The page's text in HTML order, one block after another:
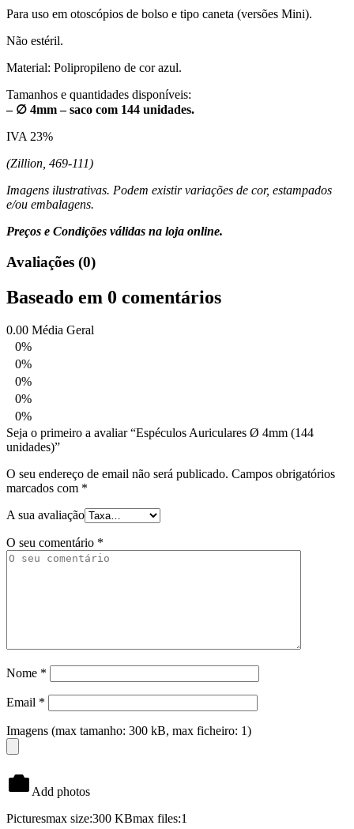
Para uso em otoscópios de bolso e tipo caneta (versões Mini).
Não estéril.
Material: Polipropileno de cor azul.
Tamanhos e quantidades disponíveis:
– ∅ 4mm – saco com 144 unidades.
IVA 23%
(Zillion, 469-111)
Imagens ilustrativas. Podem existir variações de cor, estampados
e/ou embalagens.
Preços e Condições válidas na loja online.
Avaliações (0)
Baseado em 0 comentários
0.00 Média Geral
0%
0%
0%
0%
0%
Seja o primeiro a avaliar “Espéculos Auriculares Ø 4mm (144
unidades)”
O seu endereço de email não será publicado. Campos obrigatórios
marcados com *
A sua avaliação
O seu comentário *
Nome *
Email *
Imagens (max tamanho: 300 kB, max ficheiro: 1)
Add photos
Picturesmax size:300 KBmax files:1